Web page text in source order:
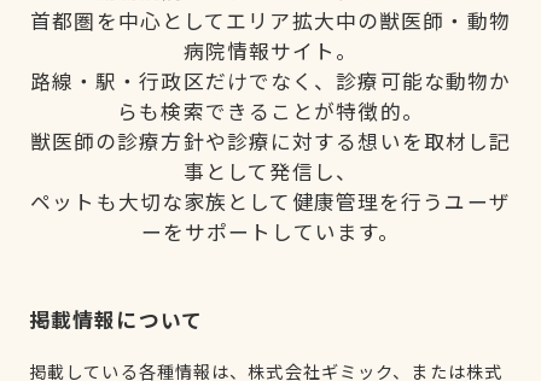
首都圏を中心としてエリア拡大中の獣医師・動物
病院情報サイト。
路線・駅・行政区だけでなく、診療可能な動物か
らも検索できることが特徴的。
獣医師の診療方針や診療に対する想いを取材し記
事として発信し、
ペットも大切な家族として健康管理を行うユーザ
ーをサポートしています。
掲載情報について
掲載している各種情報は、株式会社ギミック、または株式